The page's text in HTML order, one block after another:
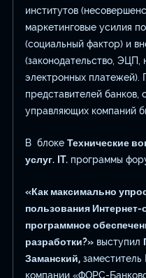
институтов
маркетинговые усилия
(социальный фактор) и
(законодательство,
электронных платежей).
представителей банков,
управляющих компаний
В блоке Технические
услуг. IT. программы
«Как максимально
пользования
программное
разработки?» выступил
Заманский, заместитель
компании «ФОРС-